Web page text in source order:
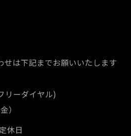
せは下記までお願いいたします
リーダイヤル)
）
休日